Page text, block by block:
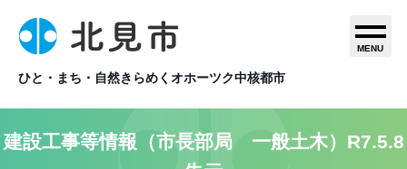
ひと・まち・自然きらめくオホーツク中核都市
MENU
建設工事等情報（市長部局 一般土木）R7.5.8